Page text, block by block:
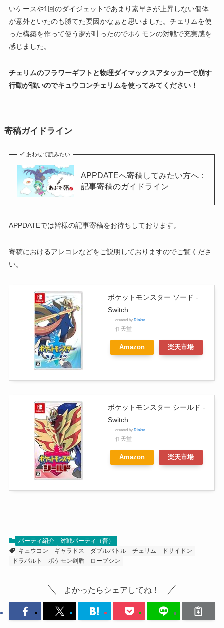
いケースや1回のダイジェットであまり素早さが上昇しない個体
が意外といたのも勝てた要因かなぁと思いました。チェリムを使
った構築を作って使う夢が叶ったのでポケモンの対戦で充実感を
感じました。
チェリムのフラワーギフトと物理ダイマックスアタッカーで崩す
行動が強いのでキュウコンチェリムを使ってみてください！
寄稿ガイドライン
あわせて読みたい
APPDATEへ寄稿してみたい方へ：
記事寄稿のガイドライン
APPDATEでは皆様の記事寄稿をお待ちしております。
寄稿におけるアレコレなどをご説明しておりますのでご覧くださ
い。
ポケットモンスター ソード -
Switch
created by Rinker
任天堂
Amazon 楽天市場
ポケットモンスター シールド -
Switch
created by Rinker
任天堂
Amazon 楽天市場
パーティ紹介
対戦パーティ（普）
キュウコン
ギャラドス ダブルバトル チェリム
ドサイドン
ドラパルト
ポケモン剣盾 ローブシン
よかったらシェアしてね！